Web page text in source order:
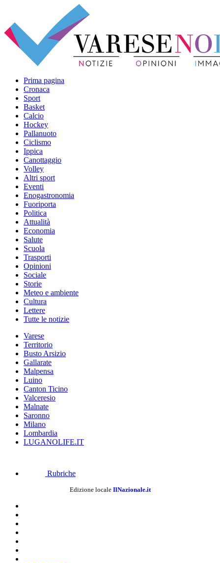
Prima pagina
Cronaca
Sport
Basket
Calcio
Hockey
Pallanuoto
Ciclismo
Ippica
Canottaggio
Volley
Altri sport
Eventi
Enogastronomia
Fuoriporta
Politica
Attualità
Economia
Salute
Scuola
Trasporti
Opinioni
Sociale
Storie
Meteo e ambiente
Cultura
Lettere
Tutte le notizie
Varese
Territorio
Busto Arsizio
Gallarate
Malpensa
Luino
Canton Ticino
Valceresio
Malnate
Saronno
Milano
Lombardia
LUGANOLIFE.IT
Rubriche
Edizione locale IlNazionale.it